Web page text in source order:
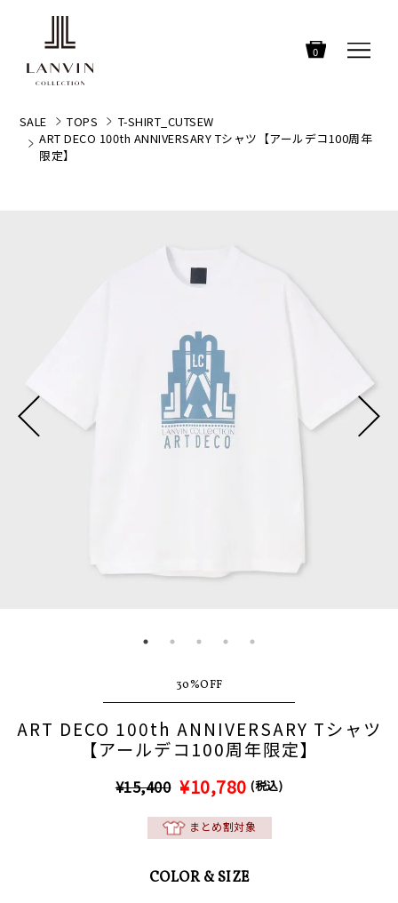
0
SALE TOPS
T-SHIRT_CUTSEW
ART DECO 100th ANNIVERSARY Tシャツ【アールデコ100周年
限定】
30%OFF
ART DECO 100th ANNIVERSARY Tシャツ
【アールデコ100周年限定】
¥15,400 ¥10,780 (税込)
まとめ割対象
COLOR & SIZE